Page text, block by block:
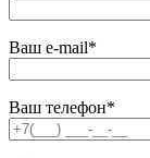
Ваш e-mail*
Ваш телефон*